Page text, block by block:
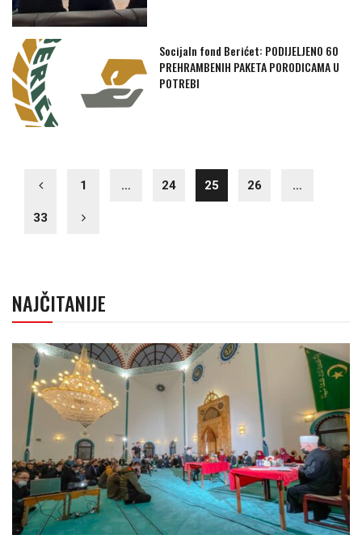
Socijaln fond Berićet: PODIJELJENO 60
PREHRAMBENIH PAKETA PORODICAMA U
POTREBI
1 … 24 25 26 …
33
NAJČITANIJE